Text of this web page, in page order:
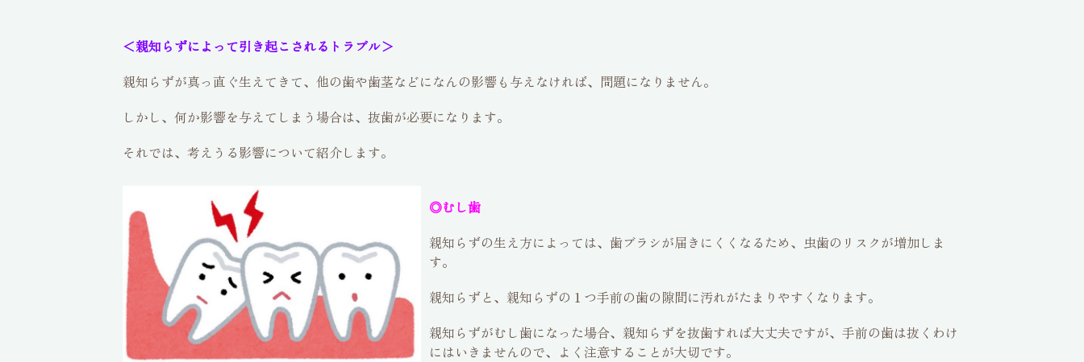
＜親知らずによって引き起こされるトラブル＞
親知らずが真っ直ぐ生えてきて、他の歯や歯茎などになんの影響も与えなければ、問題になりません。
しかし、何か影響を与えてしまう場合は、抜歯が必要になります。
それでは、考えうる影響について紹介します。
◎むし歯
親知らずの生え方によっては、歯ブラシが届きにくくなるため、虫歯のリスクが増加しま
す。
親知らずと、親知らずの１つ手前の歯の隙間に汚れがたまりやすくなります。
親知らずがむし歯になった場合、親知らずを抜歯すれば大丈夫ですが、手前の歯は抜くわけ
にはいきませんので、よく注意することが大切です。